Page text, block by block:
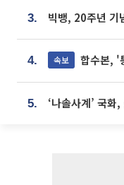
3.
4. 속보 합수본, '통계
5.